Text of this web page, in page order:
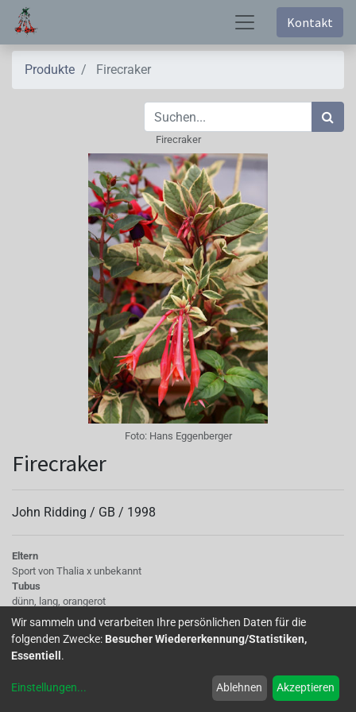
Kontakt
Produkte Firecraker
Firecraker
Foto: Hans Eggenberger
Firecraker
John Ridding / GB / 1998
Eltern
Sport von Thalia x unbekannt
Tubus
dünn, lang, orangerot
Sepalen
orangerosa
Korolle/Petalen
1/4 ausgestellt, orangerosa
orange
Wir sammeln und verarbeiten Ihre persönlichen Daten für die
folgenden Zwecke: Besucher Wiedererkennung/Statistiken,
Essentiell .
Einstellungen... Ablehnen Akzeptieren